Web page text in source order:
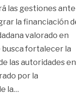
las gestiones ante
la financiación
valorado en
busca fortalecer la
las autoridades en
por la
la…